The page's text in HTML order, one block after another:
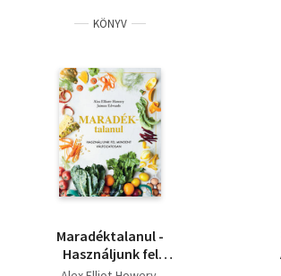
KÖNYV
Maradéktalanul -
Használjunk fel
mindent változatosan